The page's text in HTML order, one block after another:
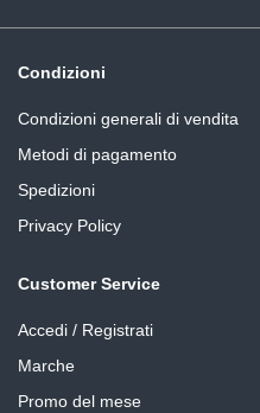
Condizioni
Condizioni generali di vendita
Metodi di pagamento
Spedizioni
Privacy Policy
Customer Service
Accedi / Registrati
Marche
Promo del mese